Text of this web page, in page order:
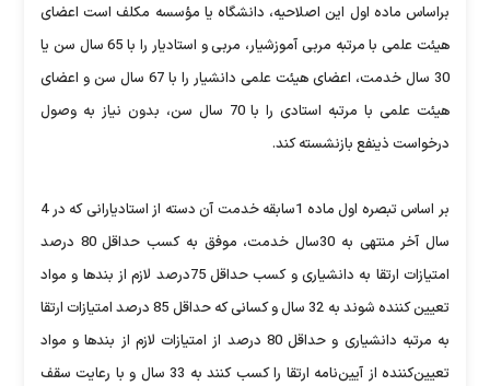
براساس ماده اول این اصلاحیه، دانشگاه یا مؤسسه مكلف است اعضای
هیئت علمی با مرتبه مربی آموزشیار، مربی و استادیار را با 65 سال سن یا
30 سال خدمت، اعضای هیئت علمی دانشیار را با 67 سال سن و اعضای
هیئت علمی با مرتبه استادی را با 70 سال سن، بدون نیاز به وصول
درخواست ذینفع بازنشسته كند.
بر اساس تبصره اول ماده 1سابقه خدمت آن دسته از استادیارانی كه در 4
سال آخر منتهی به 30سال خدمت، موفق به كسب حداقل 80 درصد
امتیازات ارتقا به دانشیاری و كسب حداقل 75درصد لازم از بندها و مواد
تعیین كننده شوند به 32 سال و كسانی كه حداقل 85 درصد امتیازات ارتقا
به مرتبه دانشیاری و حداقل 80 درصد از امتیازات لازم از بندها و مواد
تعیین‌كننده از آیین‌نامه ارتقا را كسب كنند به 33 سال و با رعایت سقف